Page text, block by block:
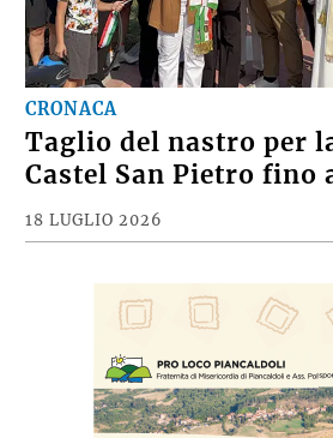
CRONACA
Taglio del nastro per
Castel San Pietro fino
18 LUGLIO 2026